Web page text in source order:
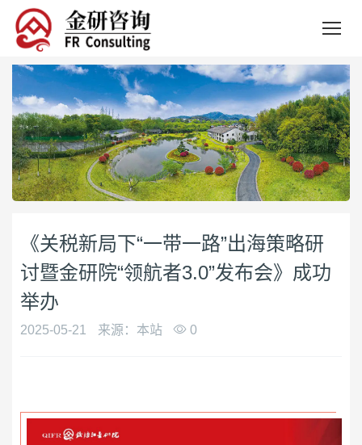
《关税新局下“一带一路”出海策略研
讨暨金研院“领航者3.0”发布会》成功
举办
2025-05-21 来源：本站 0